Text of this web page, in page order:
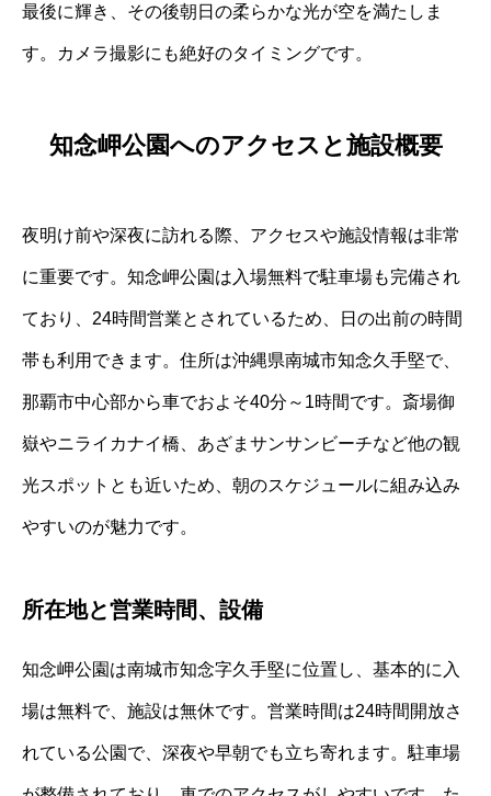
最後に輝き、その後朝日の柔らかな光が空を満たしま
す。カメラ撮影にも絶好のタイミングです。
知念岬公園へのアクセスと施設概要
夜明け前や深夜に訪れる際、アクセスや施設情報は非常
に重要です。知念岬公園は入場無料で駐車場も完備され
ており、24時間営業とされているため、日の出前の時間
帯も利用できます。住所は沖縄県南城市知念久手堅で、
那覇市中心部から車でおよそ40分～1時間です。斎場御
嶽やニライカナイ橋、あざまサンサンビーチなど他の観
光スポットとも近いため、朝のスケジュールに組み込み
やすいのが魅力です。
所在地と営業時間、設備
知念岬公園は南城市知念字久手堅に位置し、基本的に入
場は無料で、施設は無休です。営業時間は24時間開放さ
れている公園で、深夜や早朝でも立ち寄れます。駐車場